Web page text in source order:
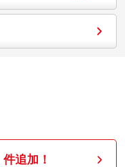
件追加！